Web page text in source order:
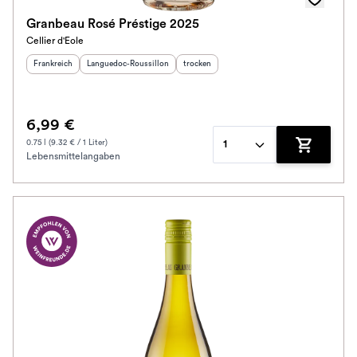
Granbeau Rosé Préstige 2025
Cellier d'Eole
Herkunftsland
Frankreich Herkunftsregion:
Languedoc-Roussillon Geschmack
trocken
6,99 €
0.75 l (9.32 € / 1 Liter)
Lebensmittelangaben
1
Zum